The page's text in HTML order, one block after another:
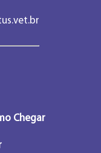
Chegar